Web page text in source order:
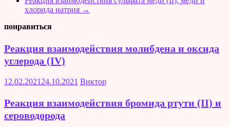
хлорида натрия →
понравиться
Реакция взаимодействия молибдена и оксида
углерода (IV)
12.02.2021 24.10.2021 Виктор
Реакция взаимодействия бромида ртути (II) и
сероводорода